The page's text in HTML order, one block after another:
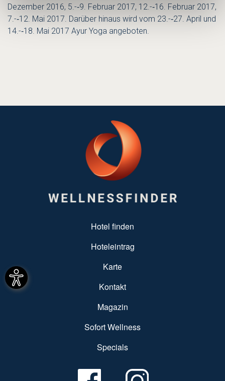
Dezember 2016, 5.-­‐9. Februar 2017, 12.-­‐16. Februar 2017,
7.-­‐12. Mai 2017. Darüber hinaus wird vom 23.-­‐27. April und
14.-­‐18. Mai 2017 Ayur Yoga angeboten.
Hotel finden
Hoteleintrag
Karte
Kontakt
Magazin
Sofort Wellness
Specials